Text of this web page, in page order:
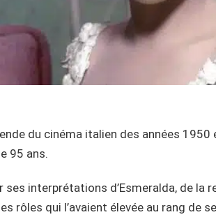
du cinéma italien des années
95 ans.
interprétations d’Esmeralda, de la
rôles qui l’avaient élevée au rang de